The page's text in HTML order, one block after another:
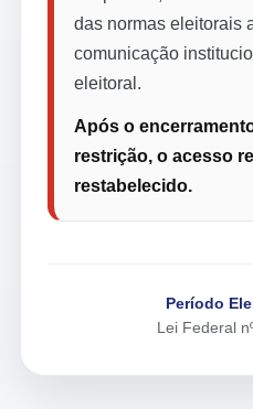
das normas eleitorais
comunicação
eleitoral.
Após o
restrição, o acesso
restabelecido.
Período
Lei Federal